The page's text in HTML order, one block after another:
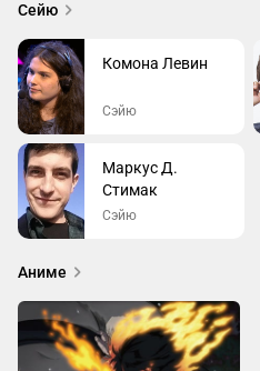
Сейю
Комона Левин
Сэйю
Маркус Д.
Стимак
Сэйю
Аниме